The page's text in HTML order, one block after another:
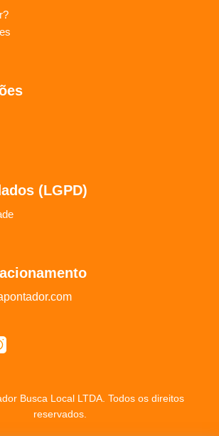
(LGPD)
Busca Local LTDA. Todos os direitos
reservados.